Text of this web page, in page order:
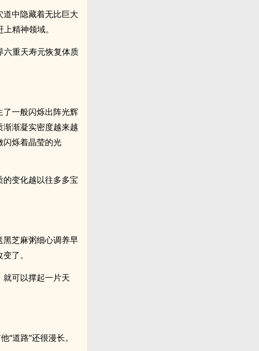
中隐藏着无比巨大
精神领域。
重天寿元恢复体质
一般闪烁出阵光辉
渐凝实密度越来越
闪烁着晶莹的光
变化越以往多多宝
芝麻粥细心调养早
了。
可以撑起一片天
“道路”还很漫长。